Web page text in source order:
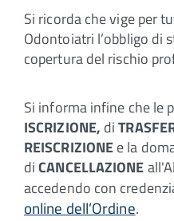
Si ricorda che vige per
Odontoiatri l’obbligo di
copertura del rischio
Si informa infine che le
ISCRIZIONE, di
REISCRIZIONEe la
diCANCELLAZIONE
accedendo con
online dell’Ordine.